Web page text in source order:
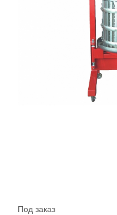
Под заказ